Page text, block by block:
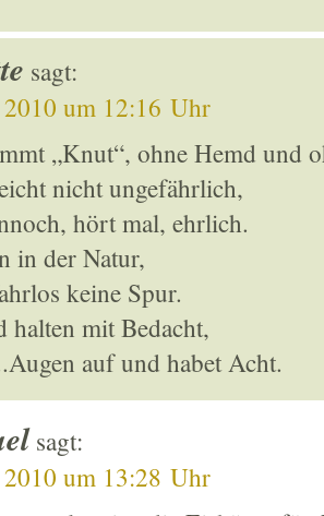
sagt:
um 12:16 Uhr
„Knut“, ohne Hemd und
nicht ungefährlich,
hört mal, ehrlich.
in der Natur,
keine Spur.
halten mit Bedacht,
auf und habet Acht.
sagt:
um 13:28 Uhr